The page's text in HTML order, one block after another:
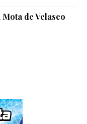
de Velasco